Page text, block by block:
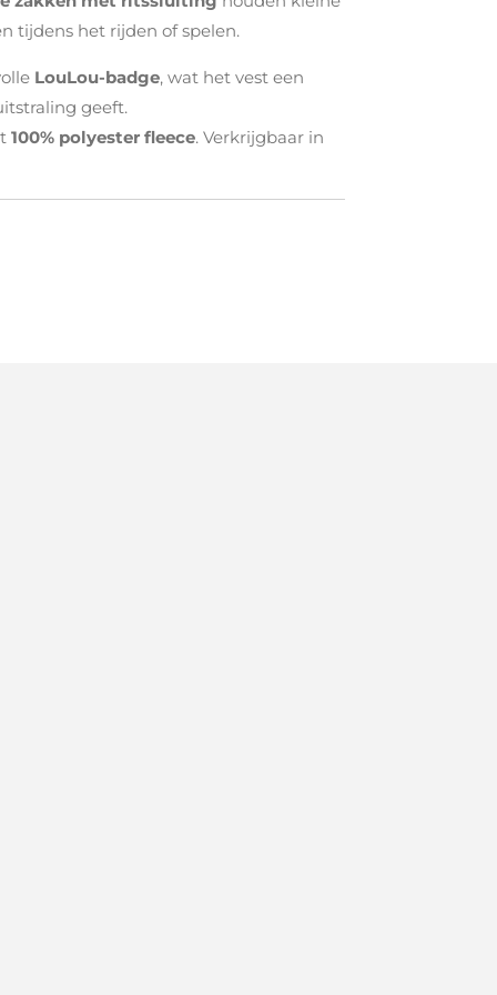
tijdens het rijden of spelen.
LouLou-badge, wat het vest een
geeft.
100% polyester fleece. Verkrijgbaar in